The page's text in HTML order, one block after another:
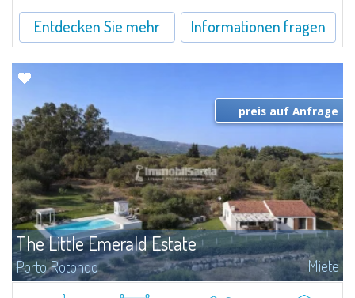
Entdecken Sie mehr Informationen fragen
The Little Emerald Estate
Porto Rotondo Miete
preis auf Anfrage